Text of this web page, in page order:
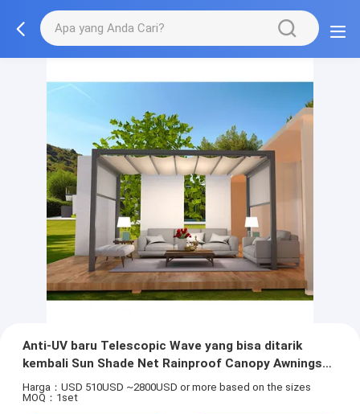
Anti-UV baru Telescopic Wave yang bisa ditarik
kembali Sun Shade Net Rainproof Canopy Awnings
Sails
Harga：USD 510USD ~2800USD or more based on the sizes
MOQ：1set